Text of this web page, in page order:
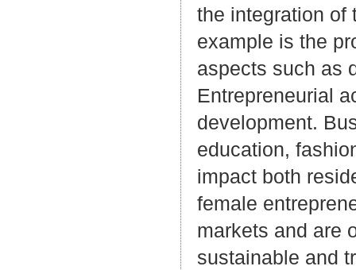
the integration of
example is the
aspects such as
Entrepreneurial
development.
education,
impact both
female
markets and are
sustainable and